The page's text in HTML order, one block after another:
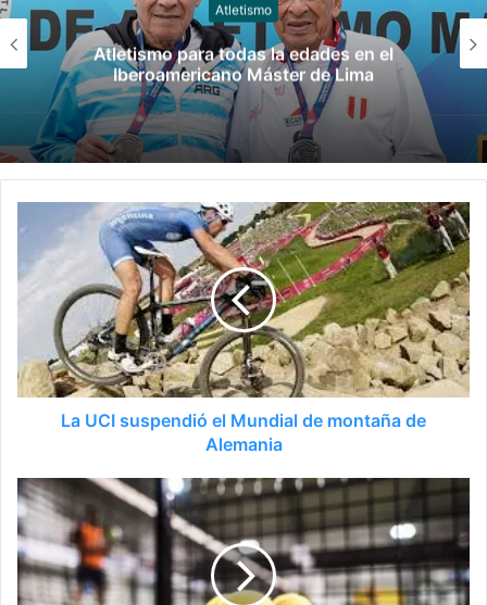
Taekwondo
Gran participación de Argentina en el
Panamericano de Taekwondo
La UCI suspendió el Mundial de montaña de
Alemania